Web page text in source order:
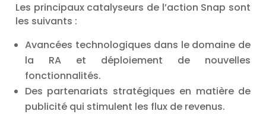
Les principaux catalyseurs de l’action Snap sont
les suivants :
Avancées technologiques dans le domaine de
la RA et déploiement de nouvelles
fonctionnalités.
Des partenariats stratégiques en matière de
publicité qui stimulent les flux de revenus.